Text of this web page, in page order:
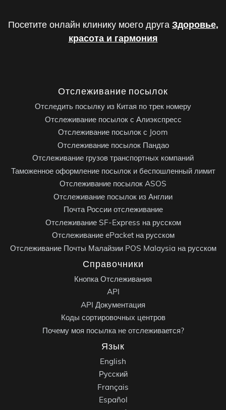
Посетите онлайн клинику моего друга Здоровье,
красота и гармония
Отслеживание посылок
Отследить посылку из Китая по трек номеру
Отслеживание посылок с Алиэкспресс
Отслеживание посылок с Joom
Отслеживание посылок Пандао
Отслеживание грузов транспортных компаний
Таможенное оформление посылок и беспошленный лимит
Отслеживание посылок ASOS
Отслеживание посылок из Англии
Почта России отслеживание
Отслеживание SF-Express на русском
Отслеживание ePacket на русском
Отслеживание Почты Малайзии POS Malaysia на русском
Справочники
Кнопка Отслеживания
API
API Документация
Коды сортировочных центров
Почему моя посылка не отслеживается?
Язык
English
Русский
Français
Español